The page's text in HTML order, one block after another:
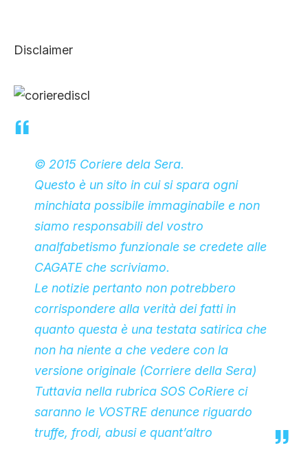
Disclaimer
© 2015 Coriere dela Sera.
Questo è un sito in cui si spara ogni
minchiata possibile immaginabile e non
siamo responsabili del vostro
analfabetismo funzionale se credete alle
CAGATE che scriviamo.
Le notizie pertanto non potrebbero
corrispondere alla verità dei fatti in
quanto questa è una testata satirica che
non ha niente a che vedere con la
versione originale (Corriere della Sera)
Tuttavia nella rubrica SOS CoRiere ci
saranno le VOSTRE denunce riguardo
truffe, frodi, abusi e quant’altro